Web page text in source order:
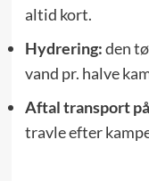
altid kort.
Hydrering:den
vand pr. halve
Aftal transport
travle efter